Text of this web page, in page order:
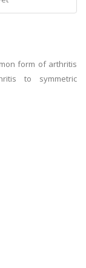
form of arthritis
to symmetric